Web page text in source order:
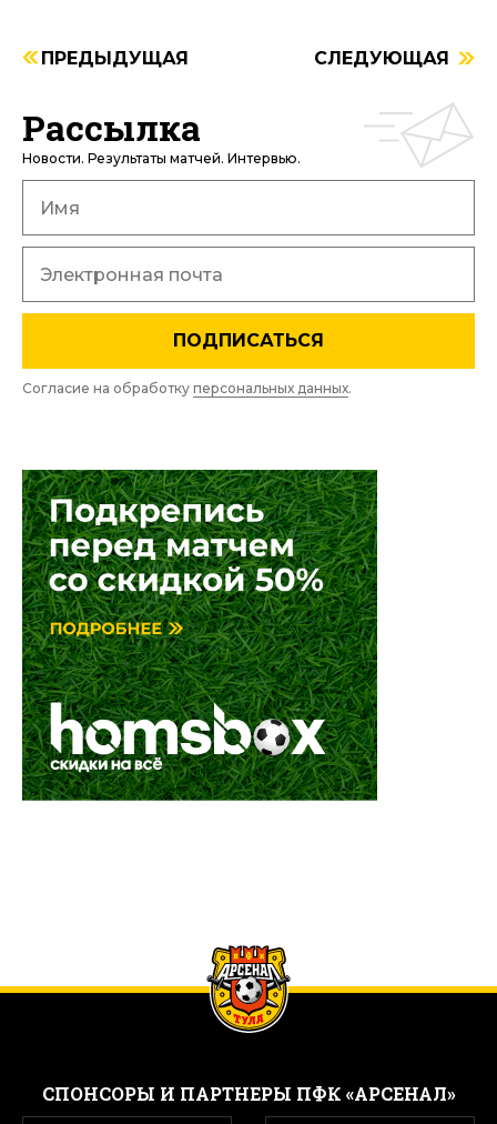
ПРЕДЫДУЩАЯ СЛЕДУЮЩАЯ
Рассылка
Новости. Результаты матчей. Интервью.
ПОДПИСАТЬСЯ
Согласие на обработку персональных данных.
CПОНСОРЫ И ПАРТНЕРЫ ПФК «АРСЕНАЛ»